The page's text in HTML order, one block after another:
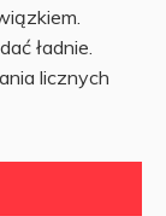
ładnie.
licznych